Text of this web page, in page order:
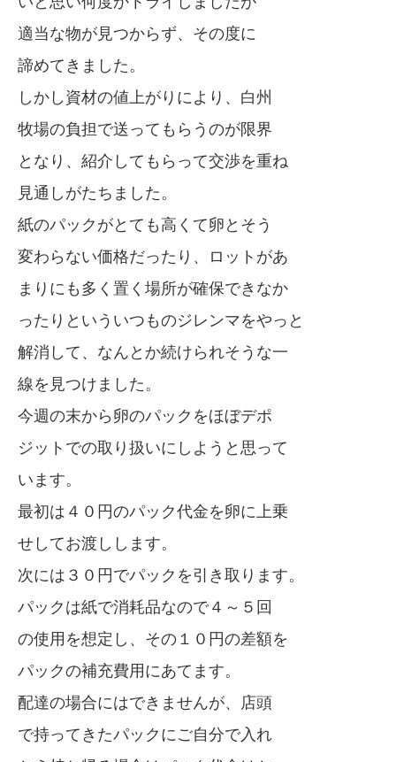
適当な物が見つからず、その度に
諦めてきました。
しかし資材の値上がりにより、白州
牧場の負担で送ってもらうのが限界
となり、紹介してもらって交渉を重ね
見通しがたちました。
紙のパックがとても高くて卵とそう
変わらない価格だったり、ロットがあ
まりにも多く置く場所が確保できなか
ったりといういつものジレンマをやっと
解消して、なんとか続けられそうな一
線を見つけました。
今週の末から卵のパックをほぼデポ
ジットでの取り扱いにしようと思って
います。
最初は４０円のパック代金を卵に上乗
せしてお渡しします。
次には３０円でパックを引き取ります。
パックは紙で消耗品なので４～５回
の使用を想定し、その１０円の差額を
パックの補充費用にあてます。
配達の場合にはできませんが、店頭
で持ってきたパックにご自分で入れ